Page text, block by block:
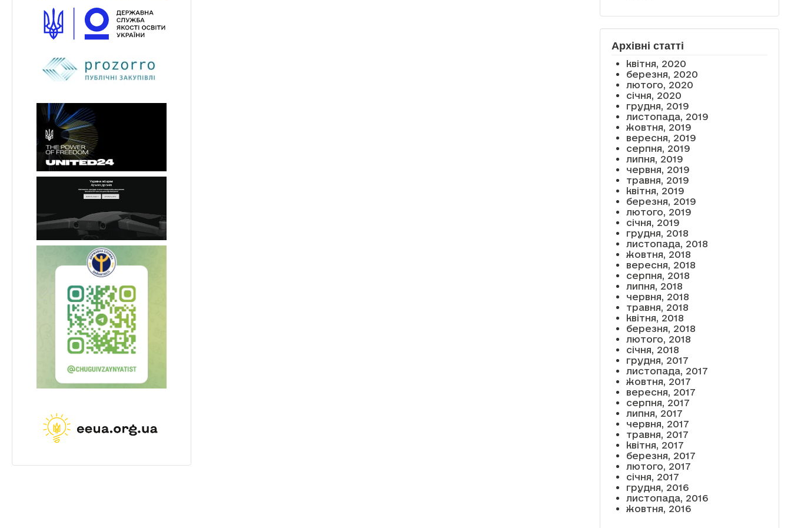
Архівні статті
квітня, 2020
березня, 2020
лютого, 2020
січня, 2020
грудня, 2019
листопада, 2019
жовтня, 2019
вересня, 2019
серпня, 2019
липня, 2019
червня, 2019
травня, 2019
квітня, 2019
березня, 2019
лютого, 2019
січня, 2019
грудня, 2018
листопада, 2018
жовтня, 2018
вересня, 2018
серпня, 2018
липня, 2018
червня, 2018
травня, 2018
квітня, 2018
березня, 2018
лютого, 2018
січня, 2018
грудня, 2017
листопада, 2017
жовтня, 2017
вересня, 2017
серпня, 2017
липня, 2017
червня, 2017
травня, 2017
квітня, 2017
березня, 2017
лютого, 2017
січня, 2017
грудня, 2016
листопада, 2016
жовтня, 2016